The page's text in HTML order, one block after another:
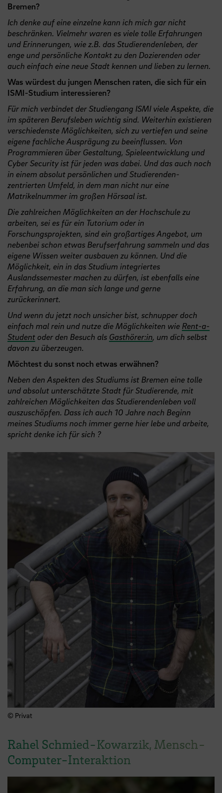
© Privat
Bremen?
Ich denke auf eine einzelne kann ich mich gar nicht
beschränken. Vielmehr waren es viele tolle Erfahrungen
und Erinnerungen, wie z.B. das Studierendenleben, der
enge und persönliche Kontakt zu den Dozierenden oder
auch einfach eine neue Stadt kennen und lieben zu lernen.
Was würdest du jungen Menschen raten, die sich für ein
ISMI-Studium interessieren?
Für mich verbindet der Studiengang ISMI viele Aspekte, die
im späteren Berufsleben wichtig sind. Weiterhin existieren
verschiedenste Möglichkeiten, sich zu vertiefen und seine
eigene fachliche Ausprägung zu beeinflussen. Von
Programmieren über Gestaltung, Spieleentwicklung und
Cyber Security ist für jeden was dabei. Und das auch noch
in einem absolut persönlichen und Studierenden-
zentrierten Umfeld, in dem man nicht nur eine
Matrikelnummer im großen Hörsaal ist.
Die zahlreichen Möglichkeiten an der Hochschule zu
arbeiten, sei es für ein Tutorium oder in
Forschungsprojekten, sind ein großartiges Angebot, um
nebenbei schon etwas Berufserfahrung sammeln und das
eigene Wissen weiter ausbauen zu können. Und die
Möglichkeit, ein in das Studium integriertes
Auslandssemester machen zu dürfen, ist ebenfalls eine
Erfahrung, an die man sich lange und gerne
zurückerinnert.
Und wenn du jetzt noch unsicher bist, schnupper doch
einfach mal rein und nutze die Möglichkeiten wie Rent-a-
Student oder den Besuch als Gasthörer:in, um dich selbst
davon zu überzeugen.
Möchtest du sonst noch etwas erwähnen?
Neben den Aspekten des Studiums ist Bremen eine tolle
und absolut unterschätzte Stadt für Studierende, mit
zahlreichen Möglichkeiten das Studierendenleben voll
auszuschöpfen. Dass ich auch 10 Jahre nach Beginn
meines Studiums noch immer gerne hier lebe und arbeite,
spricht denke ich für sich ?
Rahel Schmied-Kowarzik, Mensch-
Computer-Interaktion